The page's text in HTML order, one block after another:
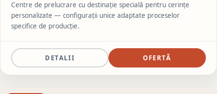
Centre de prelucrare cu destinație specială pentru cerințe
personalizate — configurații unice adaptate proceselor
specifice de producție.
DETALII OFERTĂ